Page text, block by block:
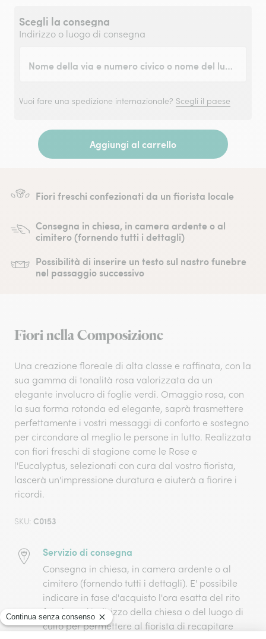
Scegli la consegna
Indirizzo o luogo di consegna
Nome della via e numero civico o nome del luogo
Vuoi fare una spedizione internazionale? Scegli il paese
Aggiungi al carrello
Fiori freschi confezionati da un fiorista locale
Consegna in chiesa, in camera ardente o al
cimitero (fornendo tutti i dettagli)
Possibilità di inserire un testo sul nastro funebre
nel passaggio successivo
Fiori nella Composizione
Una creazione floreale di alta classe e raffinata, con la
sua gamma di tonalità rosa valorizzata da un
elegante involucro di foglie verdi. Omaggio rosa, con
la sua forma rotonda ed elegante, saprà trasmettere
perfettamente i vostri messaggi di conforto e sostegno
per circondare al meglio le persone in lutto. Realizzata
con fiori freschi di stagione come le Rose e
l'Eucalyptus, selezionati con cura dal vostro fiorista,
lascerà un'impressione duratura e aiuterà a fiorire i
ricordi.
SKU: C0153
Servizio di consegna
Consegna in chiesa, in camera ardente o al
cimitero (fornendo tutti i dettagli). E' possibile
indicare in fase d'acquisto l'ora esatta del rito
funebre e l'indirizzo della chiesa o del luogo di
culto per permettere al fiorista di recapitare